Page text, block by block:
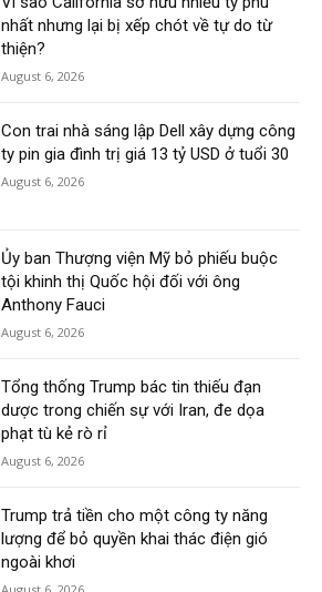
nhất nhưng lại bị xếp chót về tự do từ
thiện?
August 6, 2026
Con trai nhà sáng lập Dell xây dựng công
ty pin gia đình trị giá 13 tỷ USD ở tuổi 30
August 6, 2026
Ủy ban Thượng viện Mỹ bỏ phiếu buộc
tội khinh thị Quốc hội đối với ông
Anthony Fauci
August 6, 2026
Tổng thống Trump bác tin thiếu đạn
dược trong chiến sự với Iran, đe dọa
phạt tù kẻ rò rỉ
August 6, 2026
Trump trả tiền cho một công ty năng
lượng để bỏ quyền khai thác điện gió
ngoài khơi